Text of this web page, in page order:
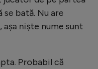
se bată. Nu are
nişte nume sunt
Probabil că